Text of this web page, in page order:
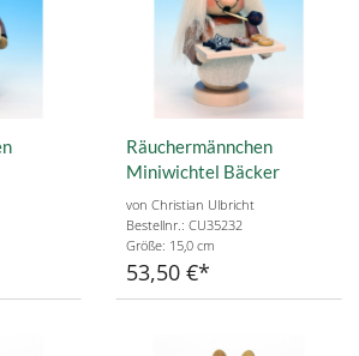
Räuchermännchen
Miniwichtel Bäcker
von Christian Ulbricht
Bestellnr.: CU35232
Größe: 15,0 cm
53,50 €